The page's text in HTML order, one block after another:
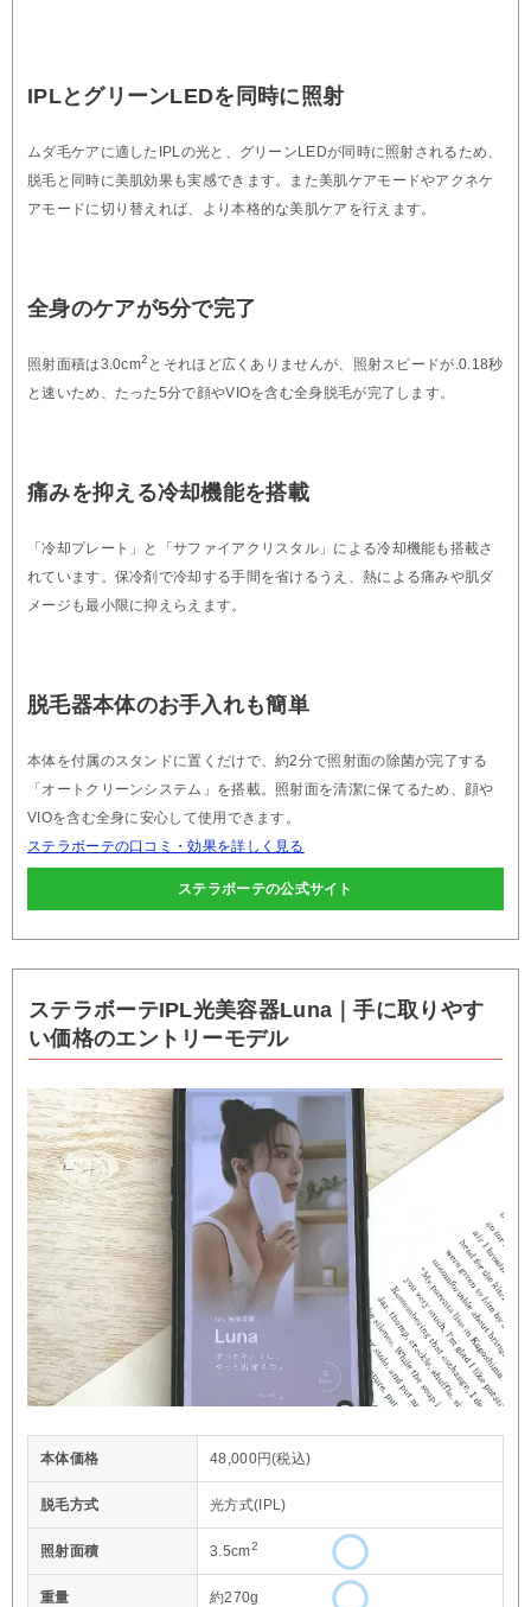
IPLとグリーンLEDを同時に照射
ムダ毛ケアに適したIPLの光と、グリーンLEDが同時に照射されるため、
脱毛と同時に美肌効果も実感できます。また美肌ケアモードやアクネケ
アモードに切り替えれば、より本格的な美肌ケアを行えます。
全身のケアが5分で完了
照射面積は3.0cm2 とそれほど広くありませんが、照射スピードが.0.18秒
と速いため、たった5分で顔やVIOを含む全身脱毛が完了します。
痛みを抑える冷却機能を搭載
「冷却プレート」と「サファイアクリスタル」による冷却機能も搭載さ
れています。保冷剤で冷却する手間を省けるうえ、熱による痛みや肌ダ
メージも最小限に抑えらえます。
脱毛器本体のお手入れも簡単
本体を付属のスタンドに置くだけで、約2分で照射面の除菌が完了する
「オートクリーンシステム」を搭載。照射面を清潔に保てるため、顔や
VIOを含む全身に安心して使用できます。
ステラボーテの口コミ・効果を詳しく見る
ステラボーテの公式サイト
ステラボーテIPL光美容器Luna｜手に取りやす
い価格のエントリーモデル
本体価格 48,000円(税込)
脱毛方式 光方式(IPL)
照射面積 3.5cm2
重量 約270g